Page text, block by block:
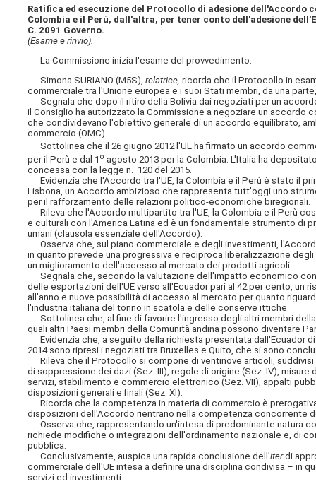
Ratifica ed esecuzione del Protocollo di adesione dell'Accordo
Colombia e il Perù, dall'altra, per tener conto dell'adesione
C. 2091 Governo.
(Esame e rinvio).
La Commissione inizia l'esame del provvedimento.
Simona SURIANO (M5S),relatrice,ricorda che il Protocollo in
commerciale tra l'Unione europea e i suoi Stati membri, da una
Segnala che dopo il ritiro della Bolivia dai negoziati per un
il Consiglio ha autorizzato la Commissione a negoziare un accordo
che condividevano l'obiettivo generale di un accordo equilibrato,
commercio (OMC).
Sottolinea che il 26 giugno 2012 l'UE ha firmato un accordo
per il Perù e dal 1 o agosto 2013 per la Colombia. L'Italia ha
concessa con la legge n. 120 del 2015.
Evidenzia che l'Accordo tra l'UE, la Colombia e il Perù è stato il
Lisbona, un Accordo ambizioso che rappresenta tutt'oggi uno
per il rafforzamento delle relazioni politico-economiche biregionali.
Rileva che l'Accordo multipartito tra l'UE, la Colombia e il Perù
e culturali con l'America Latina ed è un fondamentale strumento
umani (clausola essenziale dell'Accordo).
Osserva che, sul piano commerciale e degli investimenti,
in quanto prevede una progressiva e reciproca liberalizzazione
un miglioramento dell'accesso al mercato dei prodotti agricoli.
Segnala che, secondo la valutazione dell'impatto economico
delle esportazioni dell'UE verso all'Ecuador pari al 42 per cento, un
all'anno e nuove possibilità di accesso al mercato per quanto
l'industria italiana del tonno in scatola e delle conserve ittiche.
Sottolinea che, al fine di favorire l'ingresso degli altri membri
quali altri Paesi membri della Comunità andina possono diventare
Evidenzia che, a seguito della richiesta presentata dall'Ecuador
2014 sono ripresi i negoziati tra Bruxelles e Quito, che si sono
Rileva che il Protocollo si compone di ventinove articoli,
di soppressionedei dazi (Sez. III), regole di origine (Sez. IV),
servizi, stabilimento e commercio elettronico (Sez. VII), appalti
disposizioni generali e finali (Sez. XI).
Ricorda che la competenza in materia di commercio è
disposizioni dell'Accordo rientrano nella competenza concorrente
Osserva che, rappresentando un'intesa di predominante natura
richiede modifiche o integrazioni dell'ordinamento nazionale e, di
pubblica.
Conclusivamente, auspica una rapida conclusione dell’iterdi
commerciale dell'UE intesa a definire una disciplina condivisa – in
servizi ed investimenti.